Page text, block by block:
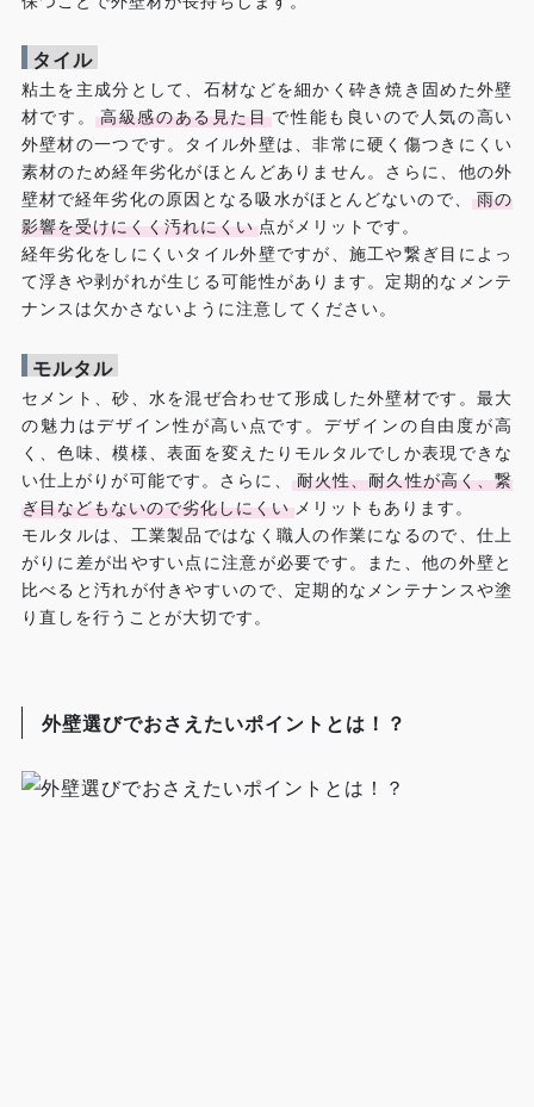
タイル
粘土を主成分として、石材などを細かく砕き焼き固めた外壁
材です。 高級感のある見た目 で性能も良いので人気の高い
外壁材の一つです。タイル外壁は、非常に硬く傷つきにくい
素材のため経年劣化がほとんどありません。さらに、他の外
壁材で経年劣化の原因となる吸水がほとんどないので、
雨の
影響を受けにくく汚れにくい 点がメリットです。
経年劣化をしにくいタイル外壁ですが、施工や繋ぎ目によっ
て浮きや剥がれが生じる可能性があります。定期的なメンテ
ナンスは欠かさないように注意してください。
モルタル
セメント、砂、水を混ぜ合わせて形成した外壁材です。最大
の魅力はデザイン性が高い点です。デザインの自由度が高
く、色味、模様、表面を変えたりモルタルでしか表現できな
い仕上がりが可能です。さらに、
耐火性、耐久性が高く、繋
ぎ目などもないので劣化しにくい メリットもあります。
モルタルは、工業製品ではなく職人の作業になるので、仕上
がりに差が出やすい点に注意が必要です。また、他の外壁と
比べると汚れが付きやすいので、定期的なメンテナンスや塗
り直しを行うことが大切です。
外壁選びでおさえたいポイントとは！？